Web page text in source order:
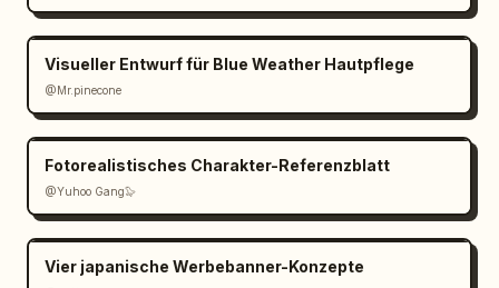
Visueller Entwurf für Blue Weather Hautpflege
@Mr.pinecone
Fotorealistisches Charakter-Referenzblatt
@Yuhoo Gang🦭
Vier japanische Werbebanner-Konzepte